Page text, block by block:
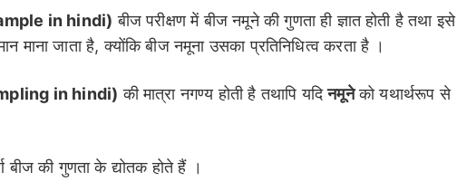
in hindi) बीज परीक्षण में बीज नमूने की गुणता ही ज्ञात होती है तथा इसे
माना जाता है, क्योंकि बीज नमूना उसका प्रतिनिधित्व करता है ।
in hindi) की मात्रा नगण्य होती है तथापि यदिनमूनेको यथार्थरूप से
बीज की गुणता के द्योतक होते हैं ।